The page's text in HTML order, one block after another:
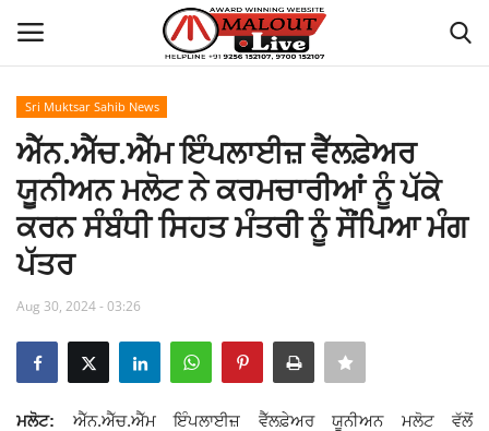
Login
Home
About Us
How to Reach Malout
Privacy Policy
Malout News
Sri Muktsar Sahib News
ਐੱਨ.ਐੱਚ.ਐੱਮ ਇੰਪਲਾਈਜ਼ ਵੈੱਲਫ਼ੇਅਰ
ਯੂਨੀਅਨ ਮਲੋਟ ਨੇ ਕਰਮਚਾਰੀਆਂ ਨੂੰ ਪੱਕੇ
ਕਰਨ ਸੰਬੰਧੀ ਸਿਹਤ ਮੰਤਰੀ ਨੂੰ ਸੌਂਪਿਆ ਮੰਗ
ਪੱਤਰ
Aug 30, 2024 - 03:26
ਮਲੋਟ: ਐੱਨ.ਐੱਚ.ਐੱਮ ਇੰਪਲਾਈਜ਼ ਵੈੱਲਫ਼ੇਅਰ ਯੂਨੀਅਨ ਮਲੋਟ ਵੱਲੋਂ